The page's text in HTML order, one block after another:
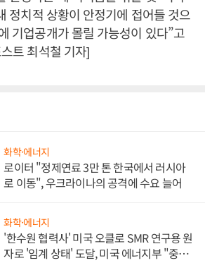
정치적 상황이 안정기에 접어들 것으
기업공개가 몰릴 가능성이 있다”고
트 최석철 기자]
화학·에너지
로이터 "정제연료 3만 톤 한국에서 러시아
로 이동", 우크라이나의 공격에 수요 늘어
화학·에너지
'한수원 협력사' 미국 오클로 SMR 연구용 원
자로 '임계 상태' 도달, 미국 에너지부 "중요